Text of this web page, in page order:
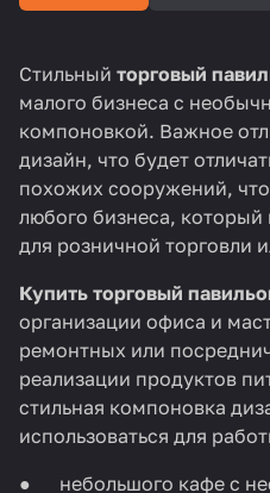
ключ.
Стильный торговый
малого бизнеса с
компоновкой. Важное
дизайн, что будет
похожих сооружений,
любого бизнеса, который
для розничной торговли
Купить торговый
организации офиса и
ремонтных или
реализации продуктов
стильная компоновка
использоваться для
● небольшого кафе с